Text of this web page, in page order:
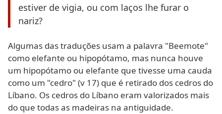
estiver de vigia, ou com laços lhe furar o
nariz?
Algumas das traduções usam a palavra "Beemote"
como elefante ou hipopótamo, mas nunca houve
um hipopótamo ou elefante que tivesse uma cauda
como um "cedro" (v 17) que é retirado dos cedros do
Líbano. Os cedros do Líbano eram valorizados mais
do que todas as madeiras na antiguidade.